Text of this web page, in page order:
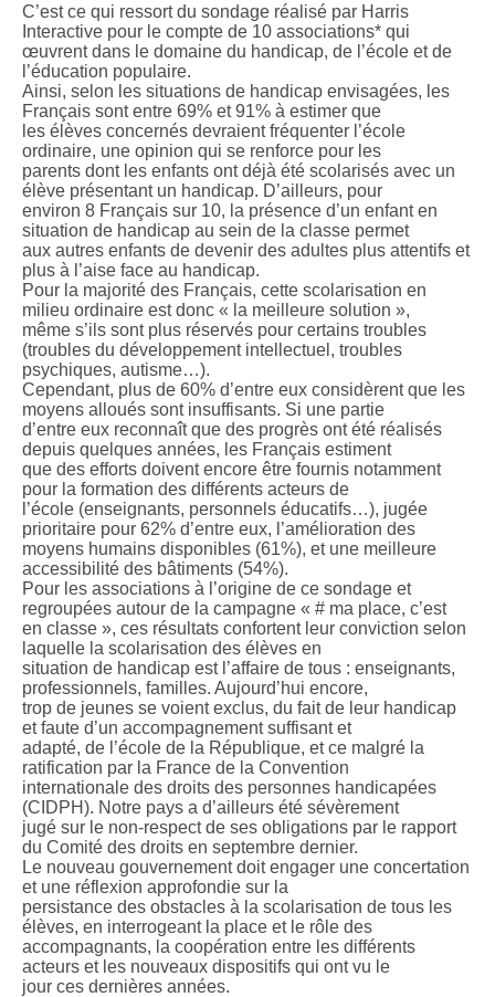
C’est ce qui ressort du sondage réalisé par Harris
Interactive pour le compte de 10 associations* qui
œuvrent dans le domaine du handicap, de l’école et de
l’éducation populaire.
Ainsi, selon les situations de handicap envisagées, les
Français sont entre 69% et 91% à estimer que
les élèves concernés devraient fréquenter l’école
ordinaire, une opinion qui se renforce pour les
parents dont les enfants ont déjà été scolarisés avec un
élève présentant un handicap. D’ailleurs, pour
environ 8 Français sur 10, la présence d’un enfant en
situation de handicap au sein de la classe permet
aux autres enfants de devenir des adultes plus attentifs et
plus à l’aise face au handicap.
Pour la majorité des Français, cette scolarisation en
milieu ordinaire est donc « la meilleure solution »,
même s’ils sont plus réservés pour certains troubles
(troubles du développement intellectuel, troubles
psychiques, autisme…).
Cependant, plus de 60% d’entre eux considèrent que les
moyens alloués sont insuffisants. Si une partie
d’entre eux reconnaît que des progrès ont été réalisés
depuis quelques années, les Français estiment
que des efforts doivent encore être fournis notamment
pour la formation des différents acteurs de
l’école (enseignants, personnels éducatifs…), jugée
prioritaire pour 62% d’entre eux, l’amélioration des
moyens humains disponibles (61%), et une meilleure
accessibilité des bâtiments (54%).
Pour les associations à l’origine de ce sondage et
regroupées autour de la campagne « # ma place, c’est
en classe », ces résultats confortent leur conviction selon
laquelle la scolarisation des élèves en
situation de handicap est l’affaire de tous : enseignants,
professionnels, familles. Aujourd’hui encore,
trop de jeunes se voient exclus, du fait de leur handicap
et faute d’un accompagnement suffisant et
adapté, de l’école de la République, et ce malgré la
ratification par la France de la Convention
internationale des droits des personnes handicapées
(CIDPH). Notre pays a d’ailleurs été sévèrement
jugé sur le non-respect de ses obligations par le rapport
du Comité des droits en septembre dernier.
Le nouveau gouvernement doit engager une concertation
et une réflexion approfondie sur la
persistance des obstacles à la scolarisation de tous les
élèves, en interrogeant la place et le rôle des
accompagnants, la coopération entre les différents
acteurs et les nouveaux dispositifs qui ont vu le
jour ces dernières années.